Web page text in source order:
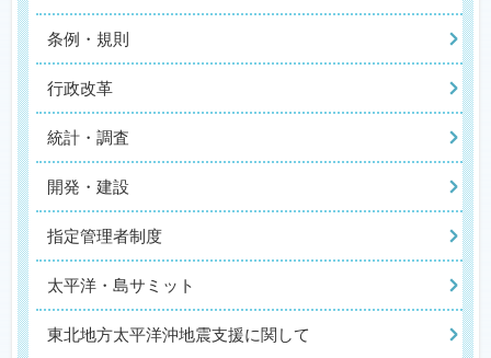
条例・規則
行政改革
統計・調査
開発・建設
指定管理者制度
太平洋・島サミット
東北地方太平洋沖地震支援に関して